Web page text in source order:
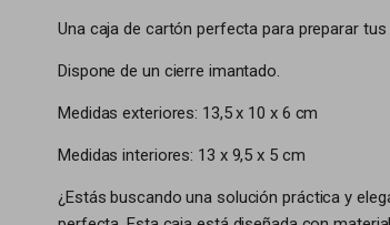
Una caja de cartón perfecta para preparar
Dispone de un cierre imantado.
Medidas exteriores: 13,5 x 10 x 6 cm
Medidas interiores: 13 x 9,5 x 5 cm
¿Estás buscando una solución práctica y